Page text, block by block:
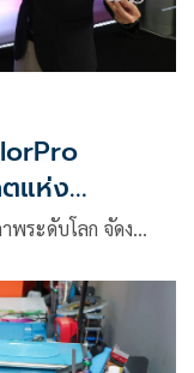
แห่ง
ตกรรม และ
พระดับโลก จัดง…